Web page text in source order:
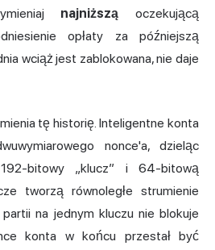
najniższą oczekującą
opłaty za późniejszą
wciąż jest zablokowana, nie daje
tę historię. Inteligentne konta
nonce'a, dzieląc
bitowy „klucz” i 64-bitową
tworzą równoległe strumienie
na jednym kluczu nie blokuje
konta w końcu przestał być